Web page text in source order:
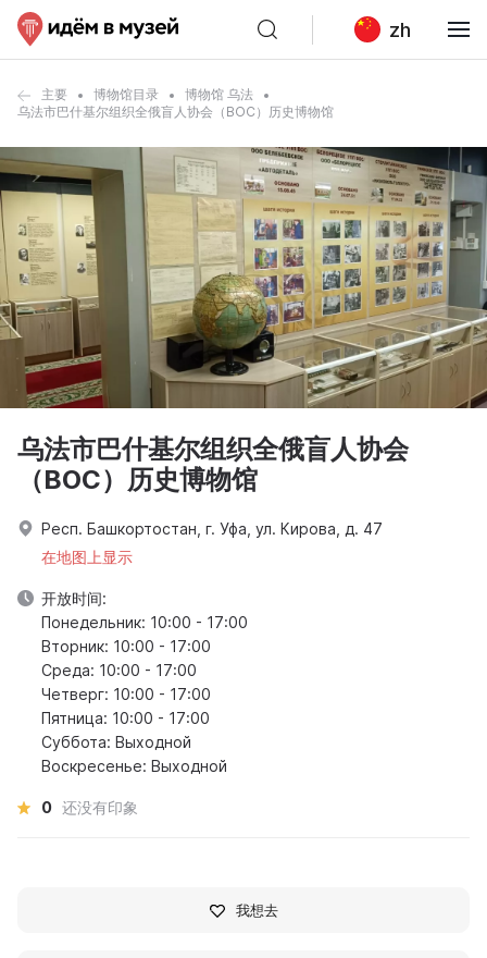
zh
主要 博物馆目录
博物馆 乌法
乌法市巴什基尔组织全俄盲人协会（ВОС）历史博物馆
乌法市巴什基尔组织全俄盲人协会
（ВОС）历史博物馆
Респ. Башкортостан, г. Уфа, ул. Кирова, д. 47
在地图上显示
开放时间:
Понедельник: 10:00 - 17:00
Вторник: 10:00 - 17:00
Среда: 10:00 - 17:00
Четверг: 10:00 - 17:00
Пятница: 10:00 - 17:00
Суббота: Выходной
Воскресенье: Выходной
0 还没有印象
我想去